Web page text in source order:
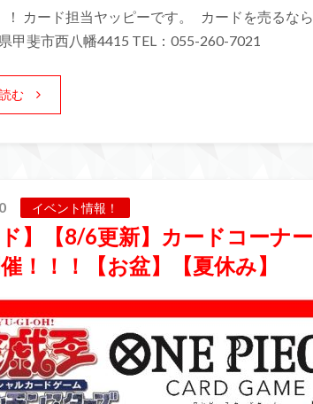
！ カード担当ヤッピーです。 カードを売るな
甲斐市西八幡4415 TEL：055-260-7021
む
イベント情報！
ド】【8/6更新】カードコーナ
！！！【お盆】【夏休み】